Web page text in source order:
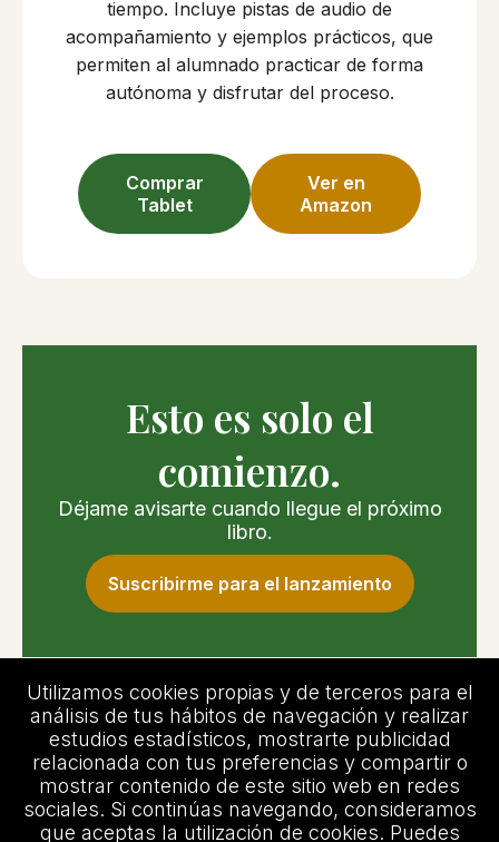
tiempo. Incluye pistas de audio de
acompañamiento y ejemplos prácticos, que
permiten al alumnado practicar de forma
autónoma y disfrutar del proceso.
Comprar
Tablet
Ver en
Amazon
Esto es solo el
comienzo.
Déjame avisarte cuando llegue el próximo
libro.
Suscribirme para el lanzamiento
AVISO LEGAL
TÉRMINOS Y CONDICIONES
POLÍTICA DE COOKIE
POLÍTICA DE PRIVACIDAD
Utilizamos cookies propias y de terceros para el
análisis de tus hábitos de navegación y realizar
estudios estadísticos, mostrarte publicidad
relacionada con tus preferencias y compartir o
mostrar contenido de este sitio web en redes
sociales. Si continúas navegando, consideramos
que aceptas la utilización de cookies. Puedes